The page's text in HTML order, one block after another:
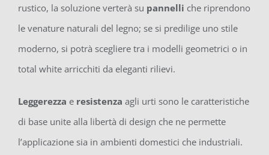
rustico, la soluzione verterà su pannelli che riprendono
le venature naturali del legno; se si predilige uno stile
moderno, si potrà scegliere tra i modelli geometrici o in
total white arricchiti da eleganti rilievi.
Leggerezza e resistenza agli urti sono le caratteristiche
di base unite alla libertà di design che ne permette
l’applicazione sia in ambienti domestici che industriali.